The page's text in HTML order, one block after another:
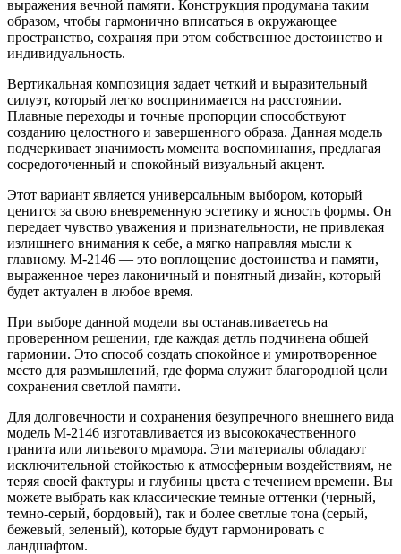
выражения вечной памяти. Конструкция продумана таким
образом, чтобы гармонично вписаться в окружающее
пространство, сохраняя при этом собственное достоинство и
индивидуальность.
Вертикальная композиция задает четкий и выразительный
силуэт, который легко воспринимается на расстоянии.
Плавные переходы и точные пропорции способствуют
созданию целостного и завершенного образа. Данная модель
подчеркивает значимость момента воспоминания, предлагая
сосредоточенный и спокойный визуальный акцент.
Этот вариант является универсальным выбором, который
ценится за свою вневременную эстетику и ясность формы. Он
передает чувство уважения и признательности, не привлекая
излишнего внимания к себе, а мягко направляя мысли к
главному. М-2146 — это воплощение достоинства и памяти,
выраженное через лаконичный и понятный дизайн, который
будет актуален в любое время.
При выборе данной модели вы останавливаетесь на
проверенном решении, где каждая детль подчинена общей
гармонии. Это способ создать спокойное и умиротворенное
место для размышлений, где форма служит благородной цели
сохранения светлой памяти.
Для долговечности и сохранения безупречного внешнего вида
модель М-2146 изготавливается из высококачественного
гранита или литьевого мрамора. Эти материалы обладают
исключительной стойкостью к атмосферным воздействиям, не
теряя своей фактуры и глубины цвета с течением времени. Вы
можете выбрать как классические темные оттенки (черный,
темно-серый, бордовый), так и более светлые тона (серый,
бежевый, зеленый), которые будут гармонировать с
ландшафтом.